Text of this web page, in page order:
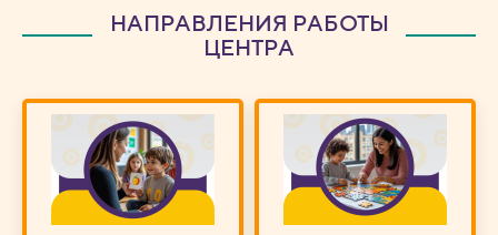
НАПРАВЛЕНИЯ РАБОТЫ
ЦЕНТРА